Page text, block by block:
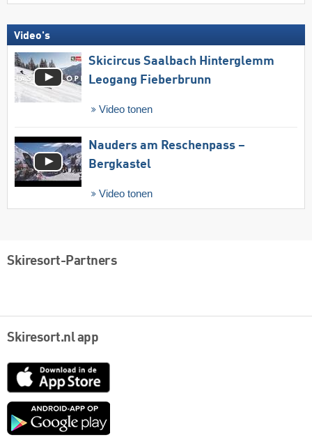
Video's
Skicircus Saalbach Hinterglemm
Leogang Fieberbrunn
Video tonen
Nauders am Reschenpass –
Bergkastel
Video tonen
Skiresort-Partners
Skiresort.nl app
App
Google